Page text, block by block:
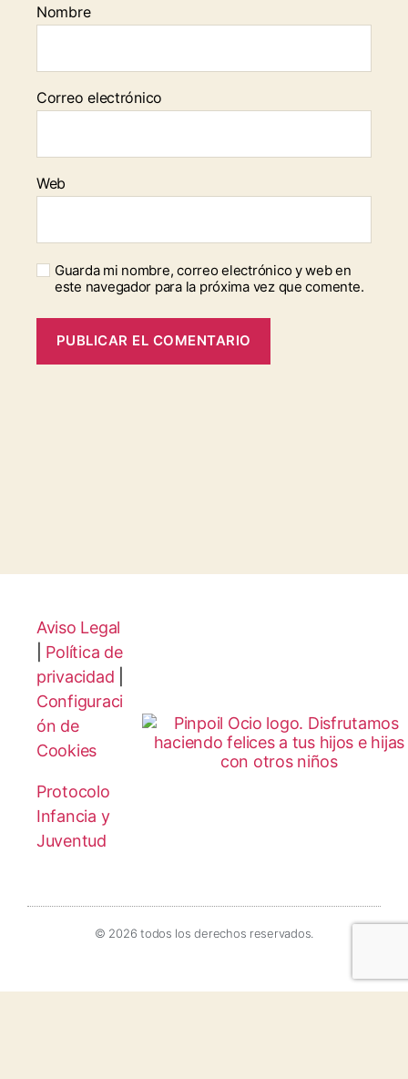
Nombre
Correo electrónico
Web
Guarda mi nombre, correo electrónico y web en
este navegador para la próxima vez que comente.
Aviso Legal
Política de
privacidad
Configuraci
ón de
Cookies
Protocolo
Infancia y
Juventud
© 2026 todos los derechos reservados.